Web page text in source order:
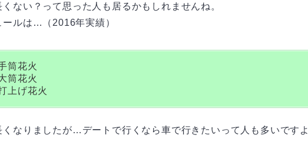
ない？って思った人も居るかもしれませんね。
ルは…（2016年実績）
筒花火
筒花火
上げ花火
くなりましたが…デートで行くなら車で行きたいって人も多いですよ